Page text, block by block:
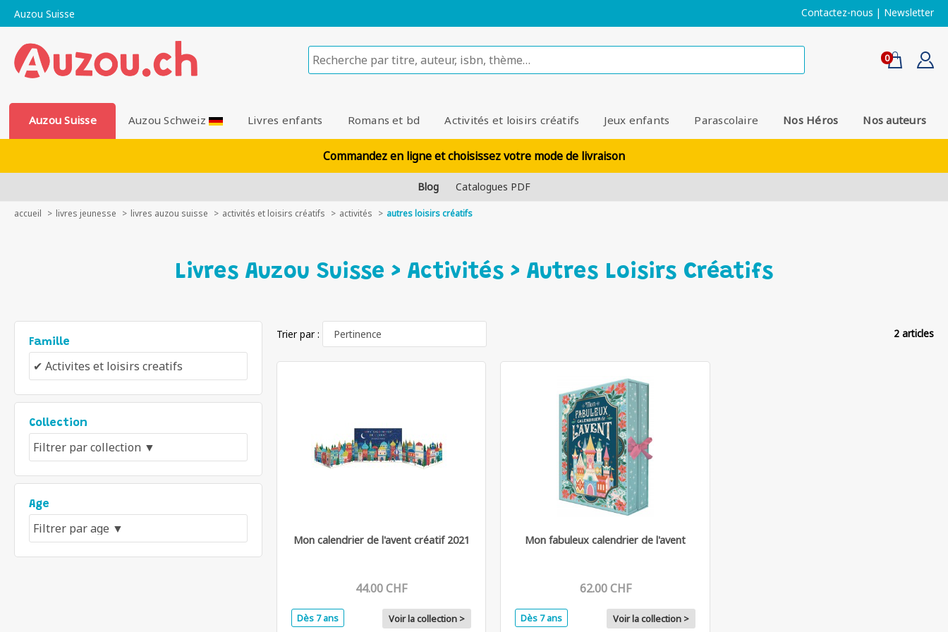
Auzou Suisse Contactez-nous | Newsletter
0
Auzou Suisse Auzou Schweiz Livres enfants Romans et bd Activités et loisirs créatifs Jeux enfants Parascolaire Nos Héros Nos auteurs
Commandez en ligne et choisissez votre mode de livraison
Blog Catalogues PDF
accueil livres jeunesse livres auzou suisse activités et loisirs créatifs activités autres loisirs créatifs
Livres Auzou Suisse > Activités > Autres Loisirs Créatifs
Famille
Collection
Age
Trier par : 2 articles
Mon calendrier de l'avent créatif 2021
44.00 CHF
Dès 7 ans Voir la collection >
Mon fabuleux calendrier de l'avent
62.00 CHF
Dès 7 ans Voir la collection >